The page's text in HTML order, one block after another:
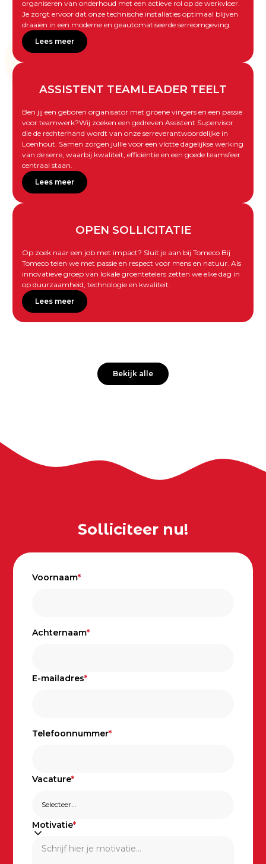
organiseren van onderhoud met een actieve rol op de werkvloer.
Je zorgt ervoor dat onze technische installaties optimaal blijven
draaien in een moderne en geautomatiseerde serreomgeving.
Lees meer
ASSISTENT TEAMLEADER TEELT
Ben jij een geboren organisator met groene vingers en een passie
voor teamwerk?Wij zoeken een gedreven Assistent Supervisor
die de rechterhand wordt van onze serreverantwoordelijke in
Loenhout. Samen zorgen jullie voor een vlotte dagelijkse werking
van de serre, waarbij kwaliteit, efficiëntie en een goede teamsfeer
centraal staan.
Lees meer
OPEN SOLLICITATIE
Op zoek naar een job met impact? Sluit je aan bij Tomeco Bij
Tomeco telen we met passie en respect voor mens en natuur. Als
innovatieve groep van lokale groentetelers zetten we elke dag in
op duurzaamheid, technologie en kwaliteit.
Lees meer
Bekijk alle
Solliciteer nu!
Voornaam*
Achternaam*
E-mailadres*
Telefoonnummer*
Vacature*
Motivatie*